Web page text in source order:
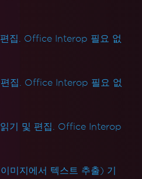
집. Office Interop 필요 없
집. Office Interop 필요 없
읽기 및 편집. Office Interop
미지에서 텍스트 추출) 기